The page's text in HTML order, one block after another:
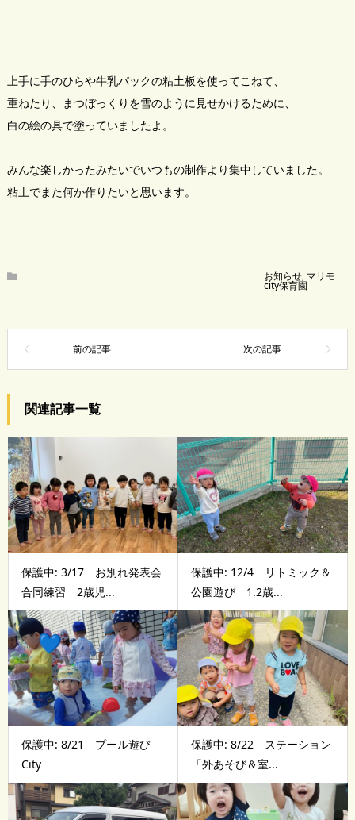
上手に手のひらや牛乳パックの粘土板を使ってこねて、
重ねたり、まつぼっくりを雪のように見せかけるために、
白の絵の具で塗っていましたよ。
みんな楽しかったみたいでいつもの制作より集中していました。
粘土でまた何か作りたいと思います。
お知らせ, マリモ
city保育園
関連記事一覧
保護中: 3/17 お別れ発表会
合同練習 2歳児...
保護中: 12/4 リトミック＆
公園遊び 1.2歳...
保護中: 8/21 プール遊び
City
保護中: 8/22 ステーション
「外あそび＆室...